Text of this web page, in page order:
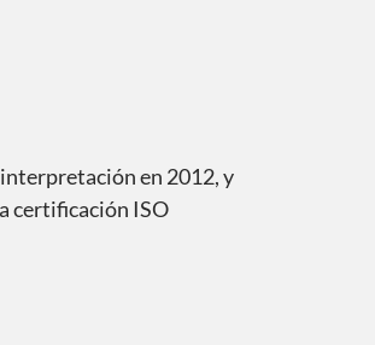
en 2012, y
certificación ISO